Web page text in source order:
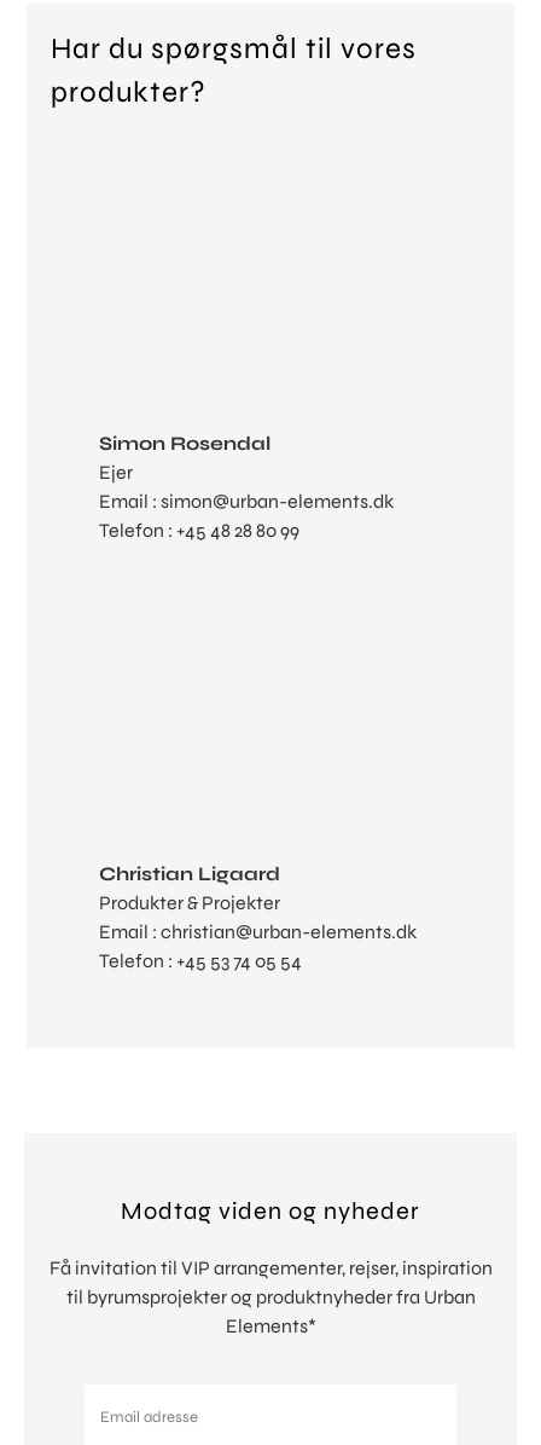
Har du spørgsmål til vores
produkter?
Simon Rosendal
Ejer
Email : simon@urban-elements.dk
Telefon : +45 48 28 80 99
Christian Ligaard
Produkter & Projekter
Email : christian@urban-elements.dk
Telefon : +45 53 74 05 54
Modtag viden og nyheder
Få invitation til VIP arrangementer, rejser, inspiration
til byrumsprojekter og produktnyheder fra Urban
Elements*